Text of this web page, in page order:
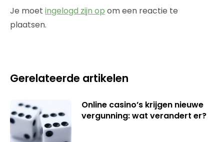
Je moet ingelogd zijn op om een reactie te
plaatsen.
Gerelateerde artikelen
Online casino’s krijgen nieuwe
vergunning: wat verandert er?